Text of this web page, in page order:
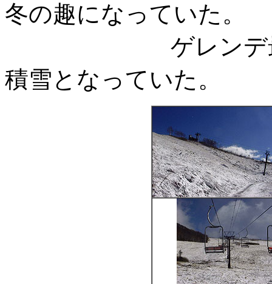
冬の趣になっていた。
ゲレンデ最上部
積雪となっていた。